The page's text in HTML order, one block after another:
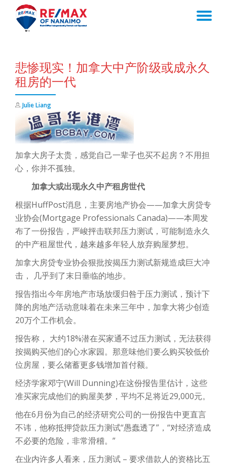
悲惨现实！加拿大中产阶级或成永久
租房的一代
Julie Liang
加拿大房子太贵，感觉自己一辈子也买不起房？不用担
心，你并不孤独。
加拿大或出现永久中产租房世代
根据HuffPost消息，主要房地产协会——加拿大房贷专
业协会(Mortgage Professionals Canada)——本周发
布了一份报告，严峻抨击联邦压力测试，可能制造永久
的中产租屋世代，越来越多年轻人放弃购屋梦想。
加拿大房贷专业协会狠批按揭压力测试新规造成巨大冲
击， 几乎到了末日垂临的地步。
报告指出今年房地产市场放缓归咎于压力测试，预计下
降的房地产活动意味着在未来三年中，加拿大将少创造
20万个工作机会。
报告称， 大约18%潜在买家通不过压力测试，无法获得
按揭购买他们的心水家园。那意味他们要么购买较低价
位房屋，要么储蓄更多钱增加首付额。
经济学家邓宁(Will Dunning)在这份报告里估计，这些
准买家完成他们的购屋美梦，平均不足将近29,000元。
他在6月份为自己的经济研究公司的一份报告中更直言
不讳，他称抵押贷款压力测试“愚蠢透了”，“对经济造成
不必要的危险，非常滑稽。”
在业内许多人看来，压力测试 – 要求借款人的资格比五